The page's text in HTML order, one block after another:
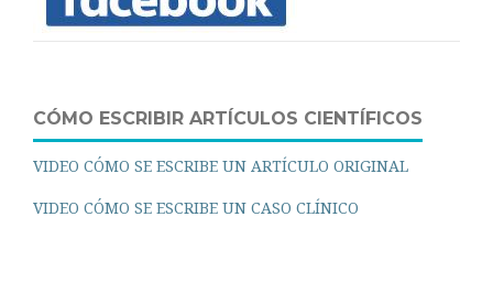
CÓMO ESCRIBIR ARTÍCULOS CIENTÍFICOS
VIDEO CÓMO SE ESCRIBE UN ARTÍCULO ORIGINAL
VIDEO CÓMO SE ESCRIBE UN CASO CLÍNICO